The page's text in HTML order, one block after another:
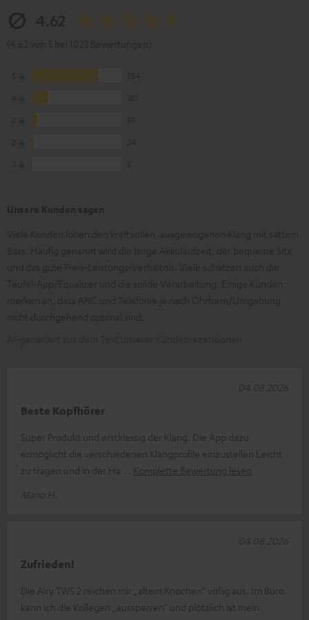
Beste Kopfhörer
Super Produkt und erstklassig der Klang. Die App dazu
ermöglicht die verschiedenen Klangprofile einzustellen Leicht
zu tragen und in der Ha
Komplette Bewertung lesen
Mario H.
04.08.2026
Zufrieden!
Die Airy TWS 2 reichen mir „altem Knochen“ völlig aus. Im Büro
kann ich die Kollegen „aussperren“ und plötzlich ist mein
04.08.2026